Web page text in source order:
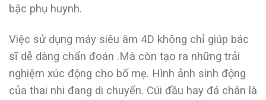
bậc phụ huynh.
Việc sử dụng máy siêu âm 4D không chỉ giúp bác
sĩ dễ dàng chẩn đoán .Mà còn tạo ra những trải
nghiệm xúc động cho bố mẹ. Hình ảnh sinh động
của thai nhi đang di chuyển. Cúi đầu hay đá chân là